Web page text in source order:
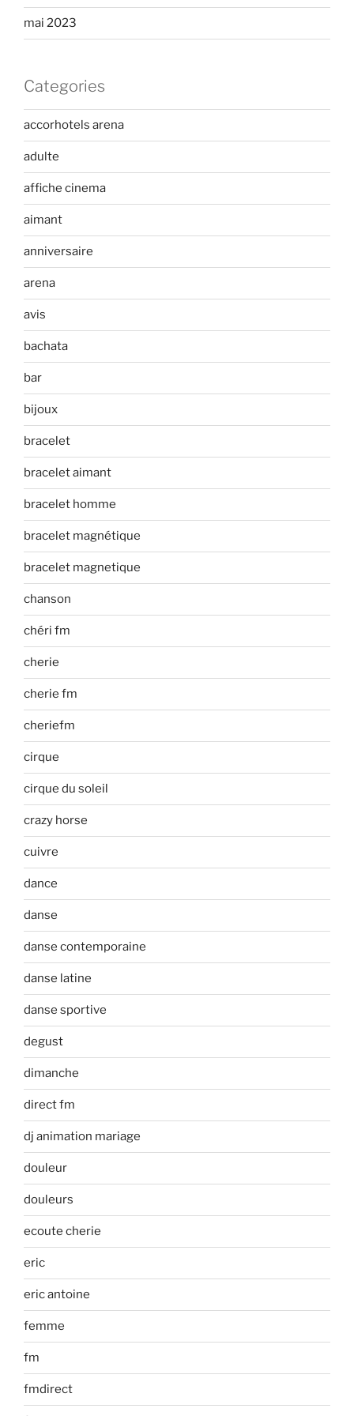
mai 2023
Categories
accorhotels arena
adulte
affiche cinema
aimant
anniversaire
arena
avis
bachata
bar
bijoux
bracelet
bracelet aimant
bracelet homme
bracelet magnétique
bracelet magnetique
chanson
chéri fm
cherie
cherie fm
cheriefm
cirque
cirque du soleil
crazy horse
cuivre
dance
danse
danse contemporaine
danse latine
danse sportive
degust
dimanche
direct fm
dj animation mariage
douleur
douleurs
ecoute cherie
eric
eric antoine
femme
fm
fmdirect